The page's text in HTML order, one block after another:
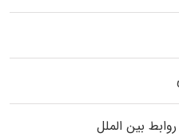
بین الملل